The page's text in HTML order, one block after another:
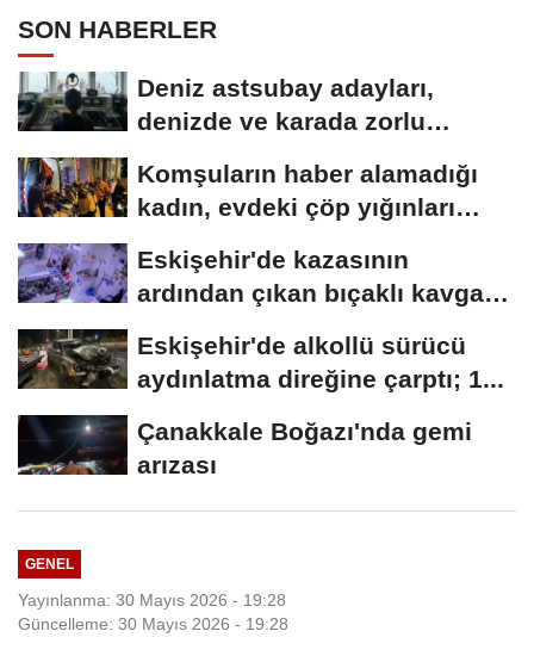
SON HABERLER
Deniz astsubay adayları,
denizde ve karada zorlu
Komşuların haber alamadığı
kadın, evdeki çöp yığınları
Eskişehir'de kazasının
ardından çıkan bıçaklı kavga
Eskişehir'de alkollü sürücü
aydınlatma direğine çarptı; 1...
Çanakkale Boğazı'nda gemi
arızası
GENEL
Yayınlanma: 30 Mayıs 2026 - 19:28
Güncelleme: 30 Mayıs 2026 - 19:28